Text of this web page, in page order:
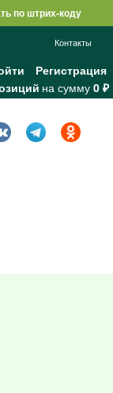
по штрих-коду
Контакты
Регистрация
на сумму 0 ₽